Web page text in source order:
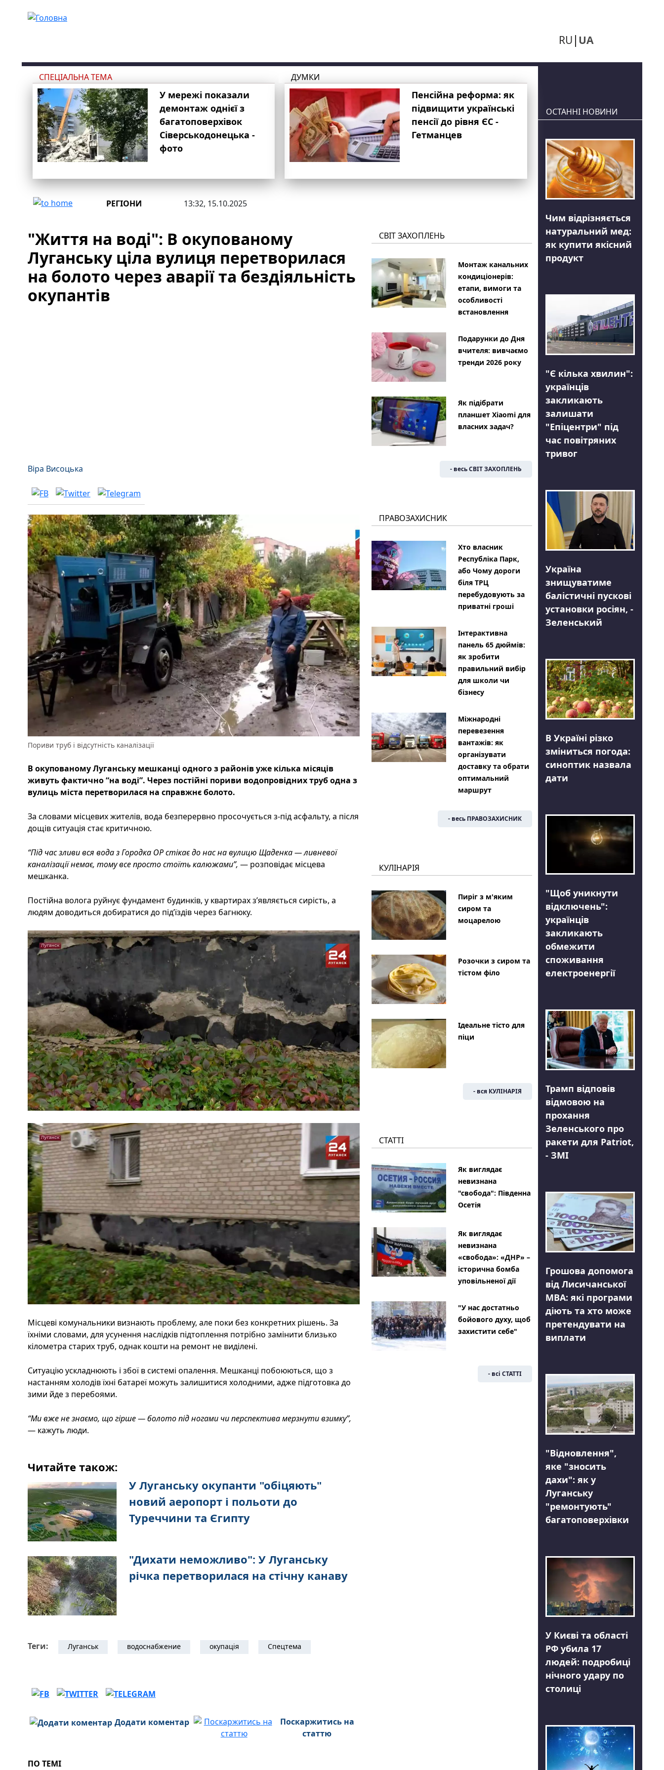
RU UA
СПЕЦІАЛЬНА ТЕМА
У мережі показали
демонтаж однієї з
багатоповерхівок
Сіверськодонецька -
фото
ДУМКИ
Пенсійна реформа: як
підвищити українські
пенсії до рівня ЄС -
Гетманцев
РЕГІОНИ 13:32, 15.10.2025
"Життя на воді": В окупованому
Луганську ціла вулиця перетворилася
на болото через аварії та бездіяльність
окупантів
Віра Висоцька
Пориви труб і відсутність каналізації
В окупованому Луганську мешканці одного з районів уже кілька місяців
живуть фактично “на воді”. Через постійні пориви водопровідних труб одна з
вулиць міста перетворилася на справжнє болото.
За словами місцевих жителів, вода безперервно просочується з-під асфальту, а після
дощів ситуація стає критичною.
“Під час зливи вся вода з Городка ОР стікає до нас на вулицю Щаденка — ливневої
каналізації немає, тому все просто стоїть калюжами”, — розповідає місцева
мешканка.
Постійна волога руйнує фундамент будинків, у квартирах з’являється сирість, а
людям доводиться добиратися до під’їздів через багнюку.
Місцеві комунальники визнають проблему, але поки без конкретних рішень. За
їхніми словами, для усунення наслідків підтоплення потрібно замінити близько
кілометра старих труб, однак кошти на ремонт не виділені.
Ситуацію ускладнюють і збої в системі опалення. Мешканці побоюються, що з
настанням холодів їхні батареї можуть залишитися холодними, адже підготовка до
зими йде з перебоями.
“Ми вже не знаємо, що гірше — болото під ногами чи перспектива мерзнути взимку”,
— кажуть люди.
Читайте також:
У Луганську окупанти "обіцяють"
новий аеропорт і польоти до
Туреччини та Єгипту
"Дихати неможливо": У Луганську
річка перетворилася на стічну канаву
Теги: Луганськ водоснабжение окупація Спецтема
Додати коментар
Поскаржитись на
статтю
ПО ТЕМІ
СВІТ ЗАХОПЛЕНЬ
Монтаж канальних
кондиціонерів:
етапи, вимоги та
особливості
встановлення
Подарунки до Дня
вчителя: вивчаємо
тренди 2026 року
Як підібрати
планшет Xiaomi для
власних задач?
- весь СВІТ ЗАХОПЛЕНЬ
ПРАВОЗАХИСНИК
Хто власник
Республіка Парк,
або Чому дороги
біля ТРЦ
перебудовують за
приватні гроші
Інтерактивна
панель 65 дюймів:
як зробити
правильний вибір
для школи чи
бізнесу
Міжнародні
перевезення
вантажів: як
організувати
доставку та обрати
оптимальний
маршрут
- весь ПРАВОЗАХИСНИК
КУЛІНАРІЯ
Пиріг з м'яким
сиром та
моцарелою
Розочки з сиром та
тістом філо
Ідеальне тісто для
піци
- вся КУЛІНАРІЯ
СТАТТІ
Як виглядає
невизнана
"свобода": Південна
Осетія
Як виглядає
невизнана
«свобода»: «ДНР» –
історична бомба
уповільненої дії
"У нас достатньо
бойового духу, щоб
захистити себе"
- всі СТАТТІ
ОСТАННІ НОВИНИ
Чим відрізняється
натуральний мед:
як купити якісний
продукт
"Є кілька хвилин":
українців
закликають
залишати
"Епіцентри" під
час повітряних
тривог
Україна
знищуватиме
балістичні пускові
установки росіян, -
Зеленський
В Україні різко
зміниться погода:
синоптик назвала
дати
"Щоб уникнути
відключень":
українців
закликають
обмежити
споживання
електроенергії
Трамп відповів
відмовою на
прохання
Зеленського про
ракети для Patriot,
- ЗМІ
Грошова допомога
від Лисичанської
МВА: які програми
діють та хто може
претендувати на
виплати
"Відновлення",
яке "зносить
дахи": як у
Луганську
"ремонтують"
багатоповерхівки
У Києві та області
РФ убила 17
людей: подробиці
нічного удару по
столиці